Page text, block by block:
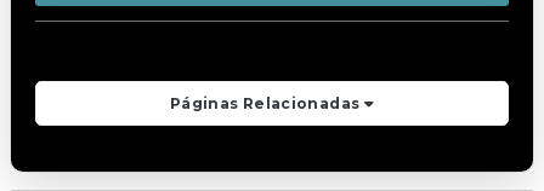
Páginas Relacionadas